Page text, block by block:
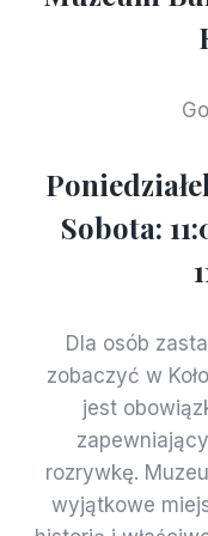
Sobota:
Dla osób
zobaczyć w
jest
rozrywkę.
wyjątkowe